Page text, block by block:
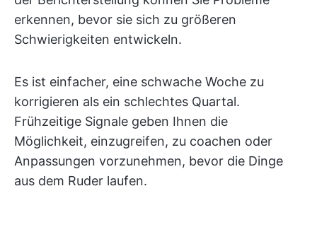
erkennen, bevor sie sich zu größeren
Schwierigkeiten entwickeln.
Es ist einfacher, eine schwache Woche zu
korrigieren als ein schlechtes Quartal.
Frühzeitige Signale geben Ihnen die
Möglichkeit, einzugreifen, zu coachen oder
Anpassungen vorzunehmen, bevor die Dinge
aus dem Ruder laufen.